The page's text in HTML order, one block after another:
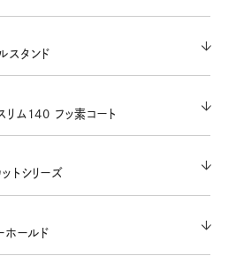
スタンド
リム140 フッ素コート
トシリーズ
ホールド